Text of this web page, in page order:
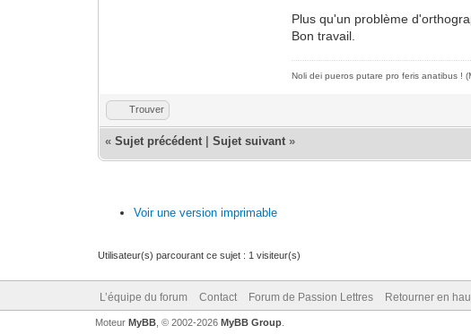
Plus qu'un problème
Bon travail.
Noli dei pueros putare pro feris anatibus !
Trouver
«Sujet précédent |Sujet suivant »
Voir une version imprimable
Utilisateur(s) parcourant ce sujet : 1 visiteur(s)
L’équipe du forum Contact Forum de Passion Lettres Retourner en
Moteur MyBB, © 2002-2026 MyBB Group.